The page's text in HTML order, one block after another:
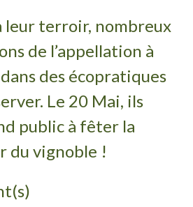
leur terroir, nombreux
de l’appellation à
des écopratiques
Le 20 Mai, ils
public à fêter la
du vignoble !